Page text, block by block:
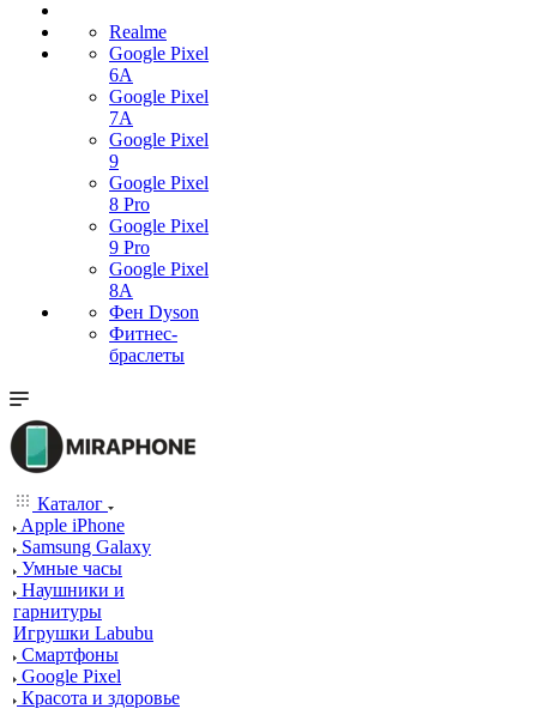
Realme
Google Pixel
6A
Google Pixel
7А
Google Pixel
9
Google Pixel
8 Pro
Google Pixel
9 Pro
Google Pixel
8A
Фен Dyson
Фитнес-
браслеты
Каталог
Apple iPhone
Samsung Galaxy
Умные часы
Наушники и
гарнитуры
Игрушки Labubu
Смартфоны
Google Pixel
Красота и здоровье